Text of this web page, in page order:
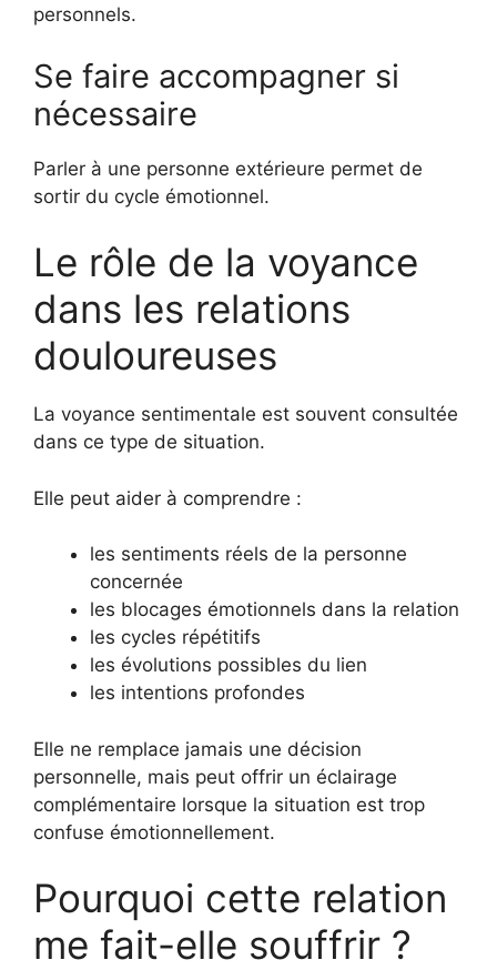
personnels.
Se faire accompagner si
nécessaire
Parler à une personne extérieure permet de
sortir du cycle émotionnel.
Le rôle de la voyance
dans les relations
douloureuses
La voyance sentimentale est souvent consultée
dans ce type de situation.
Elle peut aider à comprendre :
les sentiments réels de la personne
concernée
les blocages émotionnels dans la relation
les cycles répétitifs
les évolutions possibles du lien
les intentions profondes
Elle ne remplace jamais une décision
personnelle, mais peut offrir un éclairage
complémentaire lorsque la situation est trop
confuse émotionnellement.
Pourquoi cette relation
me fait-elle souffrir ?